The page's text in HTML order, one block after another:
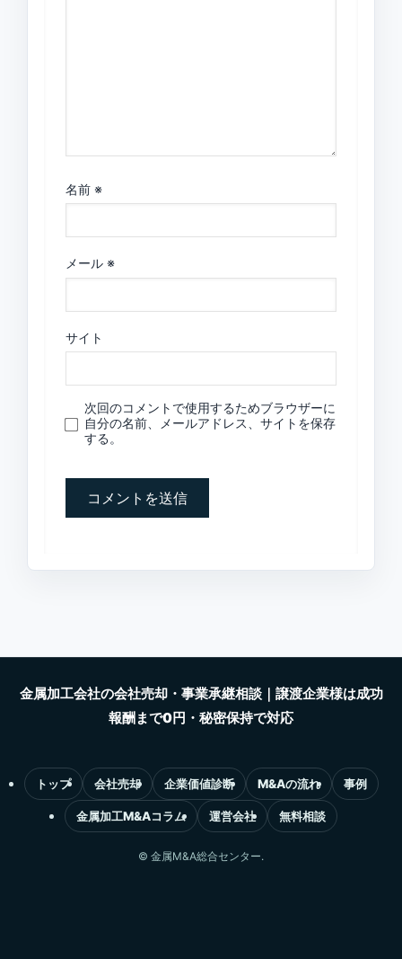
名前 ※
メール ※
サイト
次回のコメントで使用するためブラウザーに
自分の名前、メールアドレス、サイトを保存
する。
トップ 会社売却 企業価値診断 M&Aの流れ 事例
金属加工M&Aコラム 運営会社 無料相談
© 金属M&A総合センター.